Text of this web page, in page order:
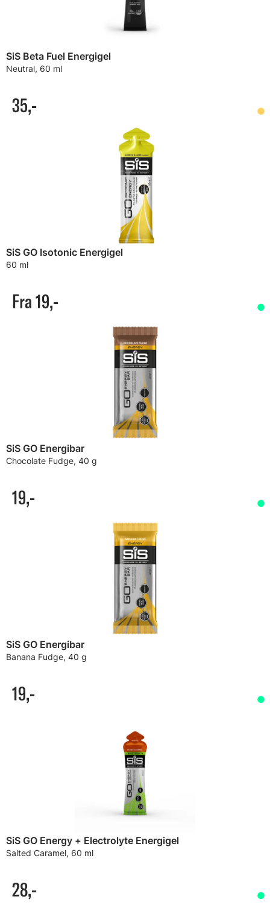
SiS Beta Fuel Energigel
Neutral, 60 ml
35,-
SiS GO Isotonic Energigel
60 ml
Fra 19,-
SiS GO Energibar
Chocolate Fudge, 40 g
19,-
SiS GO Energibar
Banana Fudge, 40 g
19,-
SiS GO Energy + Electrolyte Energigel
Salted Caramel, 60 ml
28,-